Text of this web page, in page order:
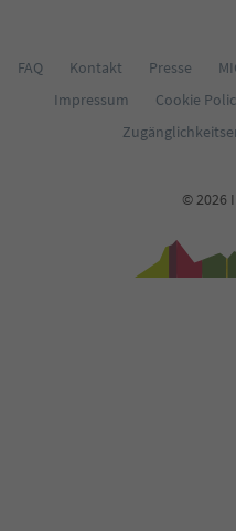
FAQ Kontakt Presse
Impressum
Cookie
© 2026